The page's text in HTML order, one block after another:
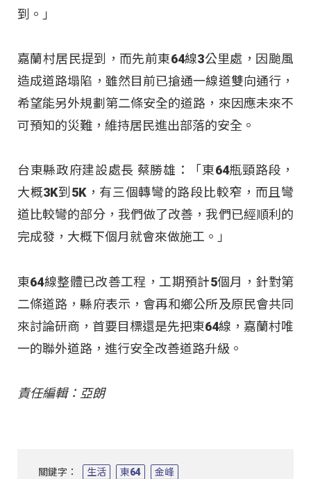
到。」
嘉蘭村居民提到，而先前東64線3公里處，因颱風
造成道路塌陷，雖然目前已搶通一線道雙向通行，
希望能另外規劃第二條安全的道路，來因應未來不
可預知的災難，維持居民進出部落的安全。
台東縣政府建設處長 蔡勝雄：「東64瓶頸路段，
大概3K到5K，有三個轉彎的路段比較窄，而且彎
道比較彎的部分，我們做了改善，我們已經順利的
完成發，大概下個月就會來做施工。」
東64線整體已改善工程，工期預計5個月，針對第
二條道路，縣府表示，會再和鄉公所及原民會共同
來討論研商，首要目標還是先把東64線，嘉蘭村唯
一的聯外道路，進行安全改善道路升級。
責任編輯：亞朗
關鍵字： 生活 東64 金峰